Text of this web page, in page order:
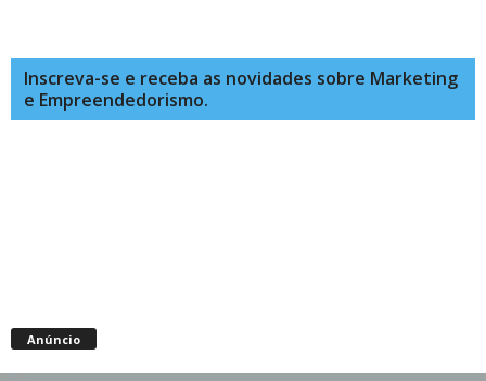
Inscreva-se e receba as novidades sobre Marketing
e Empreendedorismo.
Anúncio